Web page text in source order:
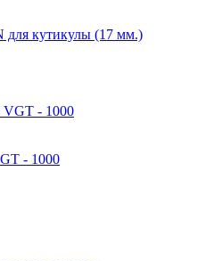
кутикулы (17 мм.)
- 1000